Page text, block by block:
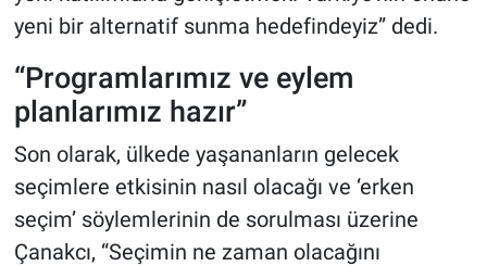
yeni bir alternatif sunma hedefindeyiz” dedi.
“Programlarımız ve eylem
planlarımız hazır”
Son olarak, ülkede yaşananların gelecek
seçimlere etkisinin nasıl olacağı ve ‘erken
seçim’ söylemlerinin de sorulması üzerine
Çanakcı, “Seçimin ne zaman olacağını